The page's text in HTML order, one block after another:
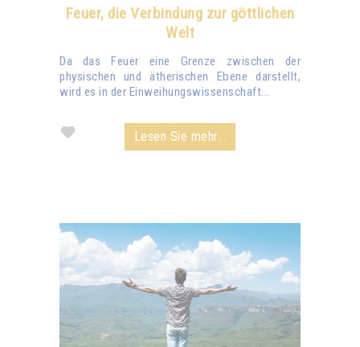
Feuer, die Verbindung zur göttlichen
Welt
Da das Feuer eine Grenze zwischen der
physischen und ätherischen Ebene darstellt,
wird es in der Einweihungswissenschaft...
Lesen Sie mehr...